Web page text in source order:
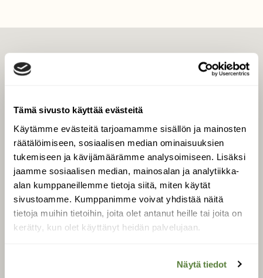
Tämä sivusto käyttää evästeitä
Käytämme evästeitä tarjoamamme sisällön ja mainosten
räätälöimiseen, sosiaalisen median ominaisuuksien
tukemiseen ja kävijämäärämme analysoimiseen. Lisäksi
jaamme sosiaalisen median, mainosalan ja analytiikka-
alan kumppaneillemme tietoja siitä, miten käytät
sivustoamme. Kumppanimme voivat yhdistää näitä
tietoja muihin tietoihin, joita olet antanut heille tai joita on
kerätty, kun olet käyttänyt heidän palvelujaan.
Näytä tiedot
Tilaa digilukuoikeus
Äänestä parasta juttua
Tilaa uutiskirje
SUOMEN LUONNON­
SUOJELU­LIITTO
Suomen Luonto -lehden
luonnonsuojelu­liitto.